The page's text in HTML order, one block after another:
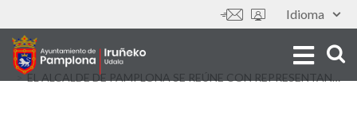
to
main
content
Idioma
Tools